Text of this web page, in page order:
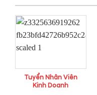
Tuyển Nhân Viên
Kinh Doanh